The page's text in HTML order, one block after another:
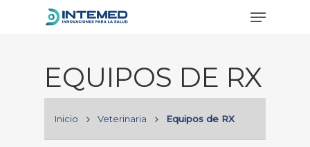
Hit enter to search or ESC to close
EQUIPOS DE RX
Inicio Veterinaria Equipos de RX